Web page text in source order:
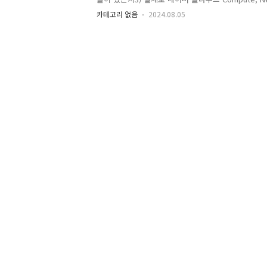
수 있습니다. 해당 교육은클라우드 서비스는 어렴풋
참여하여 클라우드 서비스를 경험해볼 수 있습니다
스 소개- 네이버 클라우드 플랫폼 Network 서비스
카테고리 없음 2024.08.05